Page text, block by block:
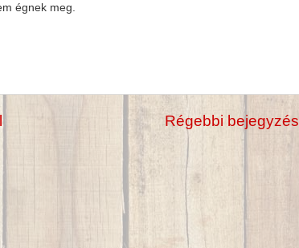
égnek meg.
Régebbi bejegyzés